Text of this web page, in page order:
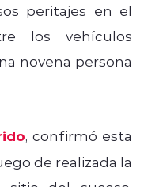
peritajes en el
los vehículos
novena persona
, confirmó esta
de realizada la